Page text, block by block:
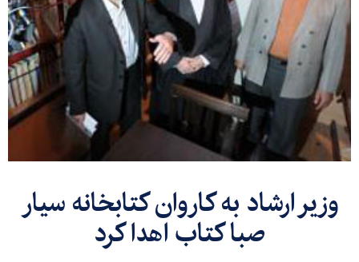
وزیر ارشاد به کاروان کتابخانه سیار
صبا کتاب اهدا کرد